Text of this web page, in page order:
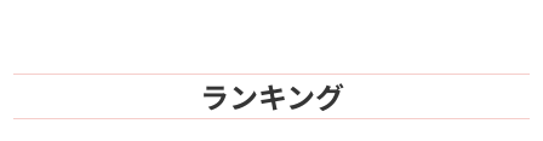
ランキング